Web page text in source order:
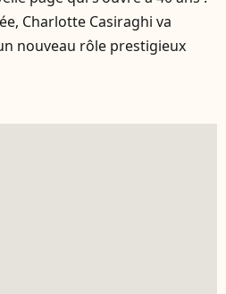
Charlotte Casiraghi va
nouveau rôle prestigieux